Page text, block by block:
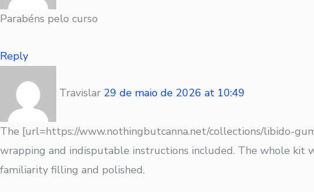
Parabéns pelo curso
Reply
Travislar 29 de maio de 2026 at 10:49
The [url=https://www.nothingbutcanna.net/collections/libido-
wrapping and indisputable instructions included. The whole kit
familiarity filling and polished.